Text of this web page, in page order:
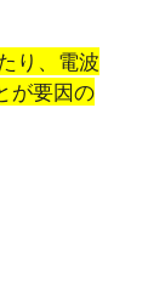
り、電波
が要因の